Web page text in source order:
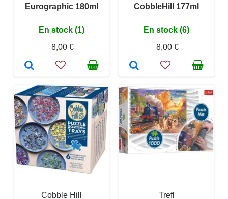
Eurographic 180ml
En stock (1)
8,00 €
CobbleHill 177ml
En stock (6)
8,00 €
Cobble Hill Trefl